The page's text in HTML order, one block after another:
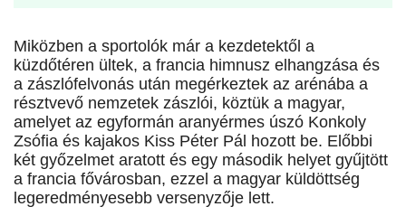
Miközben a sportolók már a kezdetektől a
küzdőtéren ültek, a francia himnusz elhangzása és
a zászlófelvonás után megérkeztek az arénába a
résztvevő nemzetek zászlói, köztük a magyar,
amelyet az egyformán aranyérmes úszó Konkoly
Zsófia és kajakos Kiss Péter Pál hozott be. Előbbi
két győzelmet aratott és egy második helyet gyűjtött
a francia fővárosban, ezzel a magyar küldöttség
legeredményesebb versenyzője lett.